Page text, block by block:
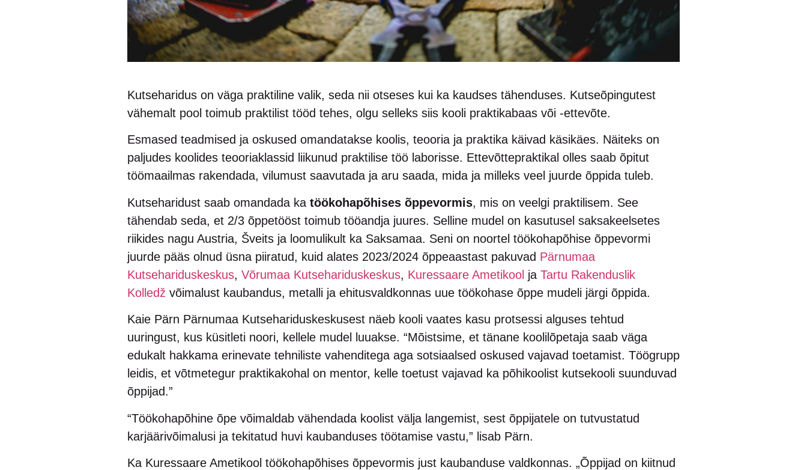
Kutseharidus on väga praktiline valik, seda nii otseses kui ka kaudses tähenduses. Kutseõpingutest
vähemalt pool toimub praktilist tööd tehes, olgu selleks siis kooli praktikabaas või -ettevõte.
Esmased teadmised ja oskused omandatakse koolis, teooria ja praktika käivad käsikäes. Näiteks on
paljudes koolides teooriaklassid liikunud praktilise töö laborisse. Ettevõttepraktikal olles saab õpitut
töömaailmas rakendada, vilumust saavutada ja aru saada, mida ja milleks veel juurde õppida tuleb.
Kutseharidust saab omandada ka töökohapõhises õppevormis, mis on veelgi praktilisem. See
tähendab seda, et 2/3 õppetööst toimub tööandja juures. Selline mudel on kasutusel saksakeelsetes
riikides nagu Austria, Šveits ja loomulikult ka Saksamaa. Seni on noortel töökohapõhise õppevormi
juurde pääs olnud üsna piiratud, kuid alates 2023/2024 õppeaastast pakuvad Pärnumaa
Kutsehariduskeskus, Võrumaa Kutsehariduskeskus, Kuressaare Ametikool ja Tartu Rakenduslik
Kolledž võimalust kaubandus, metalli ja ehitusvaldkonnas uue töökohase õppe mudeli järgi õppida.
Kaie Pärn Pärnumaa Kutsehariduskeskusest näeb kooli vaates kasu protsessi alguses tehtud
uuringust, kus küsitleti noori, kellele mudel luuakse. “Mõistsime, et tänane koolilõpetaja saab väga
edukalt hakkama erinevate tehniliste vahenditega aga sotsiaalsed oskused vajavad toetamist. Töögrupp
leidis, et võtmetegur praktikakohal on mentor, kelle toetust vajavad ka põhikoolist kutsekooli suunduvad
õppijad.”
“Töökohapõhine õpe võimaldab vähendada koolist välja langemist, sest õppijatele on tutvustatud
karjäärivõimalusi ja tekitatud huvi kaubanduses töötamise vastu,” lisab Pärn.
Ka Kuressaare Ametikool töökohapõhises õppevormis just kaubanduse valdkonnas. „Õppijad on kiitnud